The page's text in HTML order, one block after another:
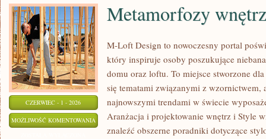
CZERWIEC - 1 - 2026
MOŻLIWOŚĆ KOMENTOWANIA METAMORFOZY
WNĘTRZ
Metamorfozy wnętrz
M-Loft Design to nowoczesny portal
który inspiruje osoby poszukujące
domu oraz loftu. To miejsce stworzone
się tematami związanymi z wzornictwem,
najnowszymi trendami w świecie
Aranżacja i projektowanie wnętrz i Style
znaleźć obszerne poradniki dotyczące